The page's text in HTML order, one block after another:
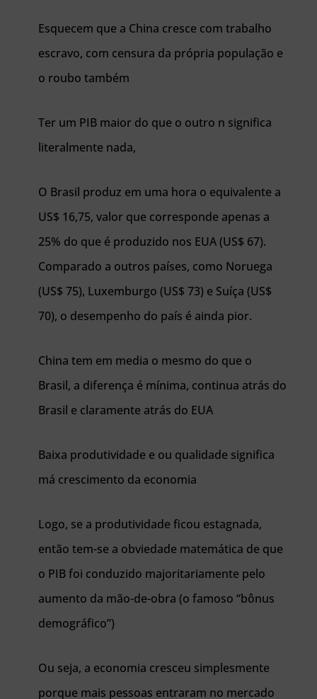
Esquecem que a China cresce com trabalho
escravo, com censura da própria população e
o roubo também
Ter um PIB maior do que o outro n significa
literalmente nada,
O Brasil produz em uma hora o equivalente a
US$ 16,75, valor que corresponde apenas a
25% do que é produzido nos EUA (US$ 67).
Comparado a outros países, como Noruega
(US$ 75), Luxemburgo (US$ 73) e Suíça (US$
70), o desempenho do país é ainda pior.
China tem em media o mesmo do que o
Brasil, a diferença é mínima, continua atrás do
Brasil e claramente atrás do EUA
Baixa produtividade e ou qualidade significa
má crescimento da economia
Logo, se a produtividade ficou estagnada,
então tem-se a obviedade matemática de que
o PIB foi conduzido majoritariamente pelo
aumento da mão-de-obra (o famoso “bônus
demográfico”)
Ou seja, a economia cresceu simplesmente
porque mais pessoas entraram no mercado